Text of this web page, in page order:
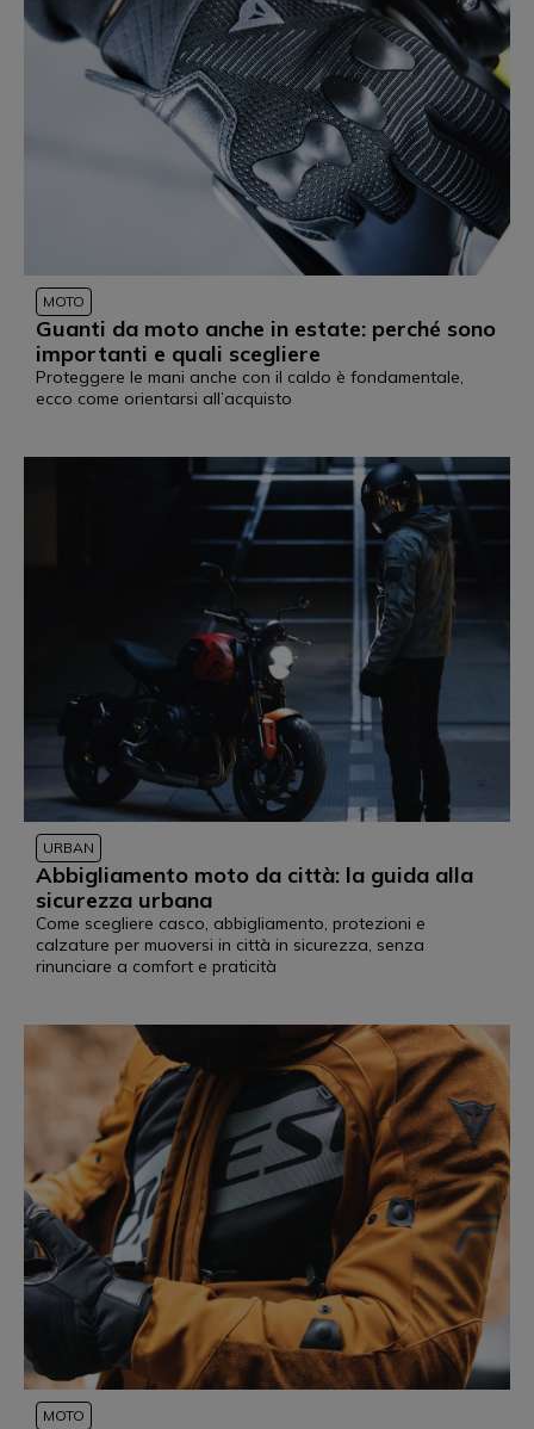
MOTO
Guanti da moto anche in estate: perché sono
importanti e quali scegliere
Proteggere le mani anche con il caldo è fondamentale,
ecco come orientarsi all’acquisto
URBAN
Abbigliamento moto da città: la guida alla
sicurezza urbana
Come scegliere casco, abbigliamento, protezioni e
calzature per muoversi in città in sicurezza, senza
rinunciare a comfort e praticità
MOTO